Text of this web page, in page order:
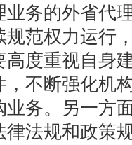
务的外省代
范权力运行
度重视自身
不断强化机
务。另一方
律法规和政策